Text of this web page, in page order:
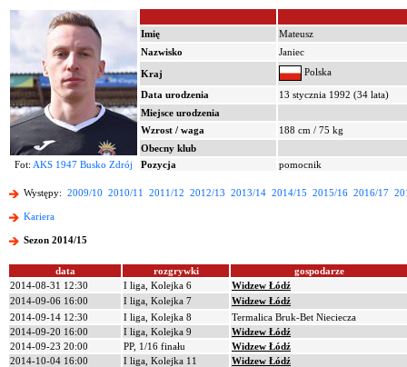
Imię
Mateusz
Nazwisko
Janiec
Kraj
Polska
Data urodzenia
13 stycznia 1992 (34 lata)
Miejsce urodzenia
Wzrost / waga
188 cm / 75 kg
Obecny klub
Fot: AKS 1947 Busko Zdrój Pozycja pomocnik
Występy: 2009/10 2010/11 2011/12 2012/13 2013/14 2014/15 2015/16 2016/17
Kariera
Sezon 2014/15
data rozgrywki
gospodarze
2014-08-31 12:30
I liga, Kolejka 6
Widzew Łódź
2014-09-06 16:00
I liga, Kolejka 7
Widzew Łódź
2014-09-14 12:30
I liga, Kolejka 8
Termalica Bruk-Bet Nieciecza
2014-09-20 16:00
I liga, Kolejka 9
Widzew Łódź
2014-09-23 20:00
PP, 1/16 finału
Widzew Łódź
2014-10-04 16:00
I liga, Kolejka 11
Widzew Łódź